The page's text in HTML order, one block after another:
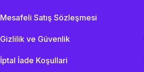
Mesafeli Satış Sözleşmesi
Gizlilik ve Güvenlik
İptal İade Koşullari